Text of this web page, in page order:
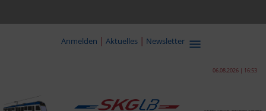
Anmelden | Aktuelles | Newsletter
06.08.2026 | 16:53